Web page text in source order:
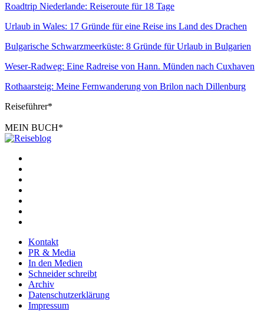
Roadtrip Niederlande: Reiseroute für 18 Tage
Urlaub in Wales: 17 Gründe für eine Reise ins Land des Drachen
Bulgarische Schwarzmeerküste: 8 Gründe für Urlaub in Bulgarien
Weser-Radweg: Eine Radreise von Hann. Münden nach Cuxhaven
Rothaarsteig: Meine Fernwanderung von Brilon nach Dillenburg
Reiseführer*
MEIN BUCH*
Kontakt
PR & Media
In den Medien
Schneider schreibt
Archiv
Datenschutzerklärung
Impressum